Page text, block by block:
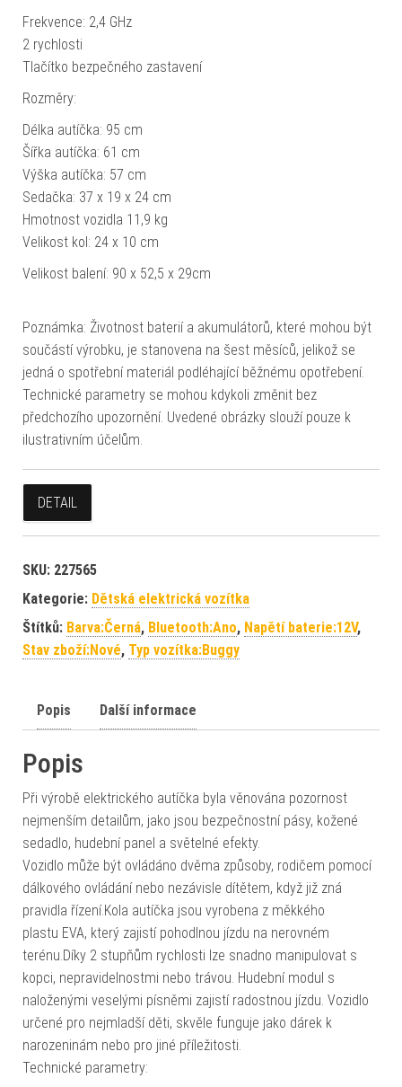
Frekvence: 2,4 GHz
2 rychlosti
Tlačítko bezpečného zastavení
Rozměry:
Délka autíčka: 95 cm
Šířka autíčka: 61 cm
Výška autíčka: 57 cm
Sedačka: 37 x 19 x 24 cm
Hmotnost vozidla 11,9 kg
Velikost kol: 24 x 10 cm
Velikost balení: 90 x 52,5 x 29cm
Poznámka: Životnost baterií a akumulátorů, které mohou být
součástí výrobku, je stanovena na šest měsíců, jelikož se
jedná o spotřební materiál podléhající běžnému opotřebení.
Technické parametry se mohou kdykoli změnit bez
předchozího upozornění. Uvedené obrázky slouží pouze k
ilustrativním účelům.
DETAIL
SKU: 227565
Kategorie: Dětská elektrická vozítka
Štítků: Barva:Černá, Bluetooth:Ano, Napětí baterie:12V,
Stav zboží:Nové, Typ vozítka:Buggy
Popis Další informace
Popis
Při výrobě elektrického autíčka byla věnována pozornost
nejmenším detailům, jako jsou bezpečnostní pásy, kožené
sedadlo, hudební panel a světelné efekty.
Vozidlo může být ovládáno dvěma způsoby, rodičem pomocí
dálkového ovládání nebo nezávisle dítětem, když již zná
pravidla řízení.Kola autíčka jsou vyrobena z měkkého
plastu EVA, který zajistí pohodlnou jízdu na nerovném
terénu.Díky 2 stupňům rychlosti lze snadno manipulovat s
kopci, nepravidelnostmi nebo trávou. Hudební modul s
naloženými veselými písněmi zajistí radostnou jízdu. Vozidlo
určené pro nejmladší děti, skvěle funguje jako dárek k
narozeninám nebo pro jiné příležitosti.
Technické parametry: